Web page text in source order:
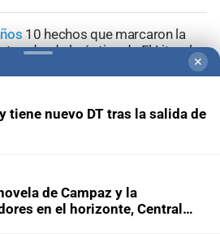
10 hechos que marcaron la
desde la óptica de El Litoral
agosto que vuelve a reunir a miles
de la Cerveza: por qué se
✕
tiene nuevo DT tras la salida de
de Campaz y la
en el horizonte, Central